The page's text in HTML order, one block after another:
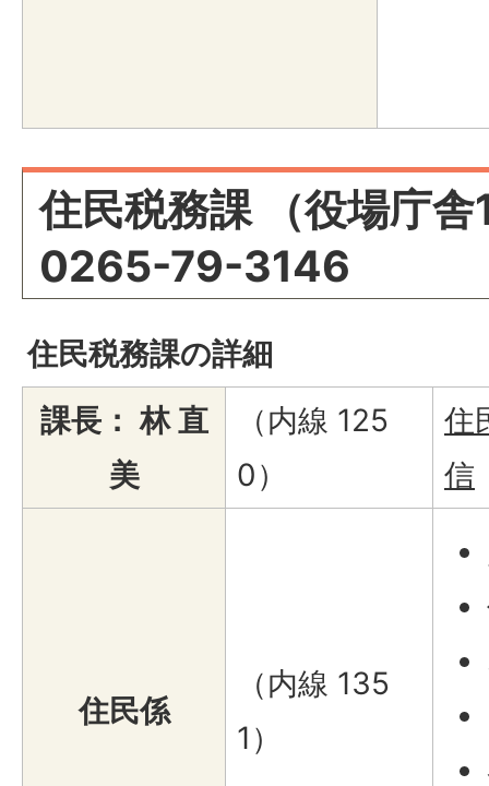
住民税務課 （役場庁舎
0265-79-3146
住民税務課の詳細
課長： 林 直
美
（内線 125
0）
住
信
住民係
（内線 135
1）